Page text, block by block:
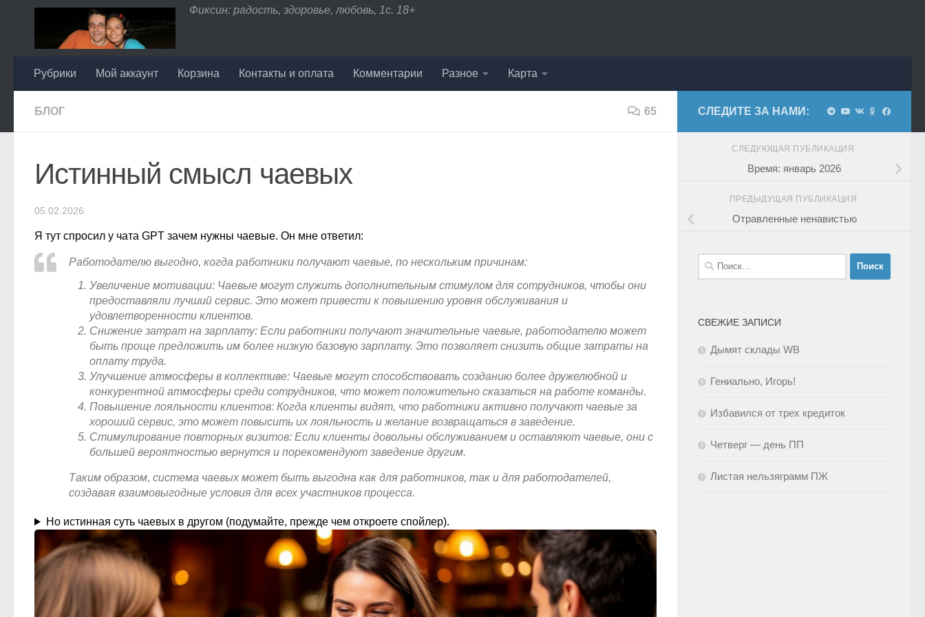
Перейти к содержимому
Фиксин: радость, здоровье, любовь, 1с. 18+
Рубрики Мой аккаунт Корзина Контакты и оплата Комментарии Разное Карта
БЛОГ 65
Истинный смысл чаевых
05.02.2026
Я тут спросил у чата GPT зачем нужны чаевые. Он мне ответил:
Работодателю выгодно, когда работники получают чаевые, по нескольким причинам:
Увеличение мотивации: Чаевые могут служить дополнительным стимулом для сотрудников, чтобы они
предоставляли лучший сервис. Это может привести к повышению уровня обслуживания и
удовлетворенности клиентов.
Снижение затрат на зарплату: Если работники получают значительные чаевые, работодателю может
быть проще предложить им более низкую базовую зарплату. Это позволяет снизить общие затраты на
оплату труда.
Улучшение атмосферы в коллективе: Чаевые могут способствовать созданию более дружелюбной и
конкурентной атмосферы среди сотрудников, что может положительно сказаться на работе команды.
Повышение лояльности клиентов: Когда клиенты видят, что работники активно получают чаевые за
хороший сервис, это может повысить их лояльность и желание возвращаться в заведение.
Стимулирование повторных визитов: Если клиенты довольны обслуживанием и оставляют чаевые, они с
большей вероятностью вернутся и порекомендуют заведение другим.
Таким образом, система чаевых может быть выгодна как для работников, так и для работодателей,
создавая взаимовыгодные условия для всех участников процесса.
Но истинная суть чаевых в другом (подумайте, прежде чем откроете спойлер).
СЛЕДИТЕ ЗА НАМИ:
СЛЕДУЮЩАЯ ПУБЛИКАЦИЯ
Время: январь 2026
ПРЕДЫДУЩАЯ ПУБЛИКАЦИЯ
Отравленные ненавистью
Найти:
СВЕЖИЕ ЗАПИСИ
Дымят склады WB
Гениально, Игорь!
Избавился от трех кредиток
Четверг — день ПП
Листая нельзяграмм ПЖ